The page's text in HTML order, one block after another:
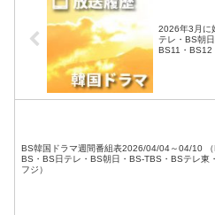
2026年3月に
テレ・BS朝
BS11・BS12
BS韓国ドラマ週間番組表2026/04/04～04/10 （
BS・BS日テレ・BS朝日・BS-TBS・BSテレ東
フジ）